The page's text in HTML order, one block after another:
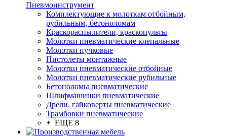
Пневмоинструмент
Комплектующие к молоткам отбойным,
рубильным, бетоноломам
Краскораспылители, краскопульты
Молотки пневматические клепальные
Молотки пучковые
Пистолеты монтажные
Молотки пневматические отбойные
Молотки пневматические рубильные
Бетоноломы пневматические
Шлифмашинки пневматические
Дрели, гайковерты пневматические
Трамбовки пневматические
+ ЕЩЕ 8